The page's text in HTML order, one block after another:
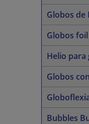
Globos de
Globos
Helio para
Globos
Bubbles